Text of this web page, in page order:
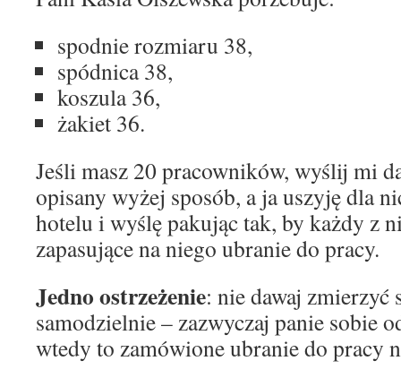
spodnie rozmiaru 38,
spódnica 38,
koszula 36,
żakiet 36.
Jeśli masz 20 pracowników, wyślij mi
opisany wyżej sposób, a ja uszyję dla
hotelu i wyślę pakując tak, by każdy z
zapasujące na niego ubranie do pracy.
Jedno ostrzeżenie: nie dawaj zmierzyć
samodzielnie – zazwyczaj panie sobie
wtedy to zamówione ubranie do pracy